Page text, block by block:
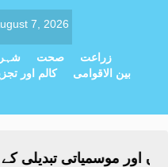
7, 2026
صحت
زراعت
کالم اور
بین الاقوامی
موسمیاتی تبدیلی کے